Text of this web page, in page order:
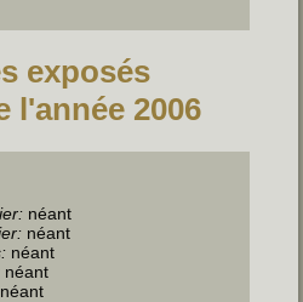
exposés
l'année 2006
: néant
néant
néant
néant
néant